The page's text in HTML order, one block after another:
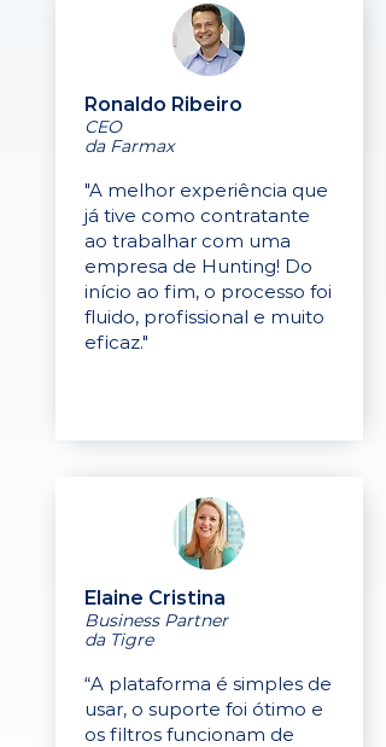
Ronaldo Ribeiro
CEO
da Farmax
"A melhor experiência que
já tive como contratante
ao trabalhar com uma
empresa de Hunting! Do
início ao fim, o processo foi
fluido, profissional e muito
eficaz."
Elaine Cristina
Business Partner
da Tigre
“A plataforma é simples de
usar, o suporte foi ótimo e
os filtros funcionam de